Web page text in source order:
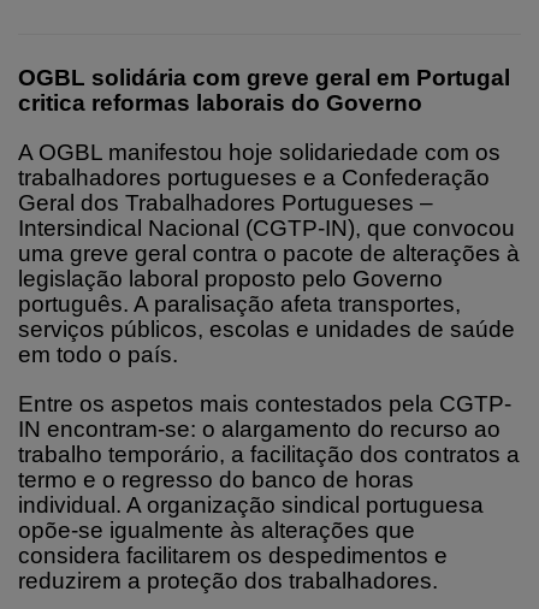
OGBL solidária com greve geral em Portugal
critica reformas laborais do Governo
A OGBL manifestou hoje solidariedade com os
trabalhadores portugueses e a Confederação
Geral dos Trabalhadores Portugueses –
Intersindical Nacional (CGTP-IN), que convocou
uma greve geral contra o pacote de alterações à
legislação laboral proposto pelo Governo
português. A paralisação afeta transportes,
serviços públicos, escolas e unidades de saúde
em todo o país.
Entre os aspetos mais contestados pela CGTP-
IN encontram-se: o alargamento do recurso ao
trabalho temporário, a facilitação dos contratos a
termo e o regresso do banco de horas
individual. A organização sindical portuguesa
opõe-se igualmente às alterações que
considera facilitarem os despedimentos e
reduzirem a proteção dos trabalhadores.